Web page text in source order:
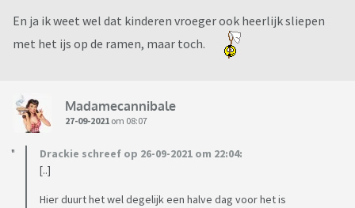
En ja ik weet wel dat kinderen vroeger ook heerlijk sliepen
met het ijs op de ramen, maar toch.
Madamecannibale
27-09-2021 om 08:07
Drackie schreef op 26-09-2021 om 22:04:
[..]
Hier duurt het wel degelijk een halve dag voor het is